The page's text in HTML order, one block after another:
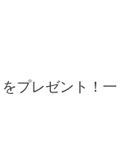
プレゼント！一